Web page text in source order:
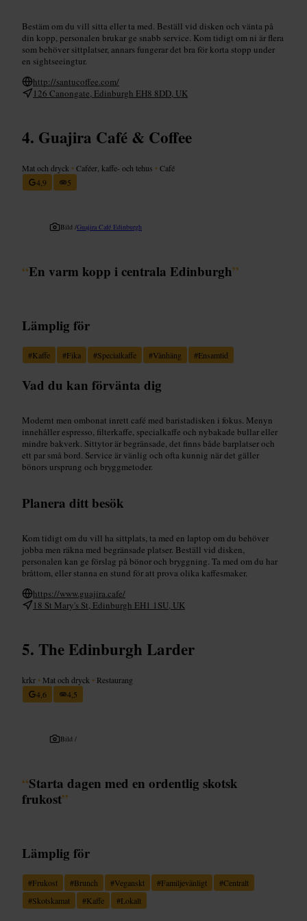
Bestäm om du vill sitta eller ta med. Beställ vid disken och vänta på
din kopp, personalen brukar ge snabb service. Kom tidigt om ni är flera
som behöver sittplatser, annars fungerar det bra för korta stopp under
en sightseeingtur.
http://santucoffee.com/
126 Canongate, Edinburgh EH8 8DD, UK
Guajira Café & Coffee
Mat och dryck •Caféer, kaffe- och tehus •Café
4,9
5
Bild /Guajira Café Edinburgh
“En varm kopp i centrala Edinburgh”
Lämplig för
#Kaffe #Fika #Specialkaffe #Vänhäng #Ensamtid
Vad du kan förvänta dig
Modernt men ombonat inrett café med baristadisken i fokus. Menyn
innehåller espresso, filterkaffe, specialkaffe och nybakade bullar eller
mindre bakverk. Sittytor är begränsade, det finns både barplatser och
ett par små bord. Service är vänlig och ofta kunnig när det gäller
bönors ursprung och bryggmetoder.
Planera ditt besök
Kom tidigt om du vill ha sittplats, ta med en laptop om du behöver
jobba men räkna med begränsade platser. Beställ vid disken,
personalen kan ge förslag på bönor och bryggning. Ta med om du har
bråttom, eller stanna en stund för att prova olika kaffesmaker.
https://www.guajira.cafe/
18 St Mary's St, Edinburgh EH1 1SU, UK
The Edinburgh Larder
krkr • Mat och dryck • Restaurang
4,6
4,5
Bild /
“Starta dagen med en ordentlig skotsk
frukost”
Lämplig för
#Frukost #Brunch #Veganskt #Familjevänligt #Centralt
#Skotskamat #Kaffe #Lokalt